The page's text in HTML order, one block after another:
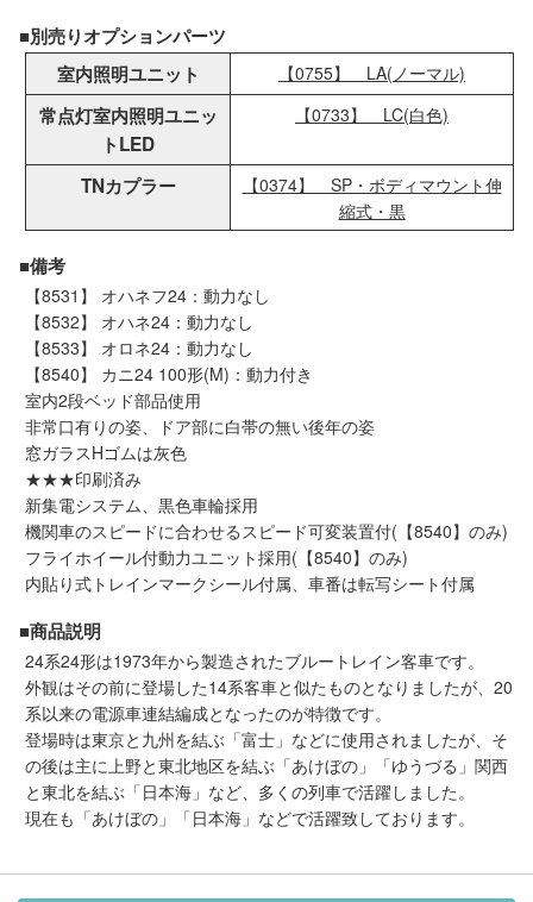
■別売りオプションパーツ
室内照明ユニット
【0755】 LA(ノーマル)
常点灯室内照明ユニッ
トLED
【0733】 LC(白色)
TNカプラー
【0374】 SP・ボディマウント伸
縮式・黒
■備考
【8531】 オハネフ24：動力なし
【8532】 オハネ24：動力なし
【8533】 オロネ24：動力なし
【8540】 カニ24 100形(M)：動力付き
室内2段ベッド部品使用
非常口有りの姿、ドア部に白帯の無い後年の姿
窓ガラスHゴムは灰色
★★★印刷済み
新集電システム、黒色車輪採用
機関車のスピードに合わせるスピード可変装置付(【8540】のみ)
フライホイール付動力ユニット採用(【8540】のみ)
内貼り式トレインマークシール付属、車番は転写シート付属
■商品説明
24系24形は1973年から製造されたブルートレイン客車です。
外観はその前に登場した14系客車と似たものとなりましたが、20
系以来の電源車連結編成となったのが特徴です。
登場時は東京と九州を結ぶ「富士」などに使用されましたが、そ
の後は主に上野と東北地区を結ぶ「あけぼの」「ゆうづる」関西
と東北を結ぶ「日本海」など、多くの列車で活躍しました。
現在も「あけぼの」「日本海」などで活躍致しております。